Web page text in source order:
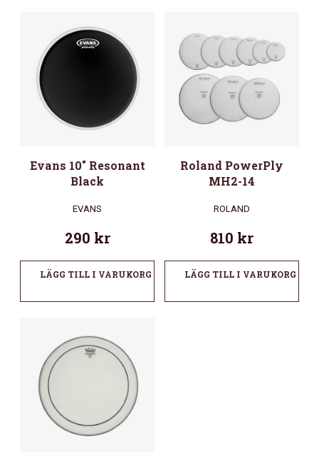
Evans 10″ Resonant
Black
EVANS
290 kr
LÄGG TILL I VARUKORG
Roland PowerPly
MH2-14
ROLAND
810 kr
LÄGG TILL I VARUKORG